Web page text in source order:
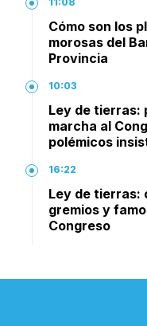
Cómo son los
morosas del
Provincia
10:03
Ley de tierras:
marcha al
polémicos
16:22
Ley de tierras:
gremios y
Congreso